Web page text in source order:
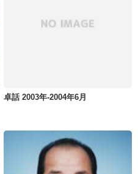
卓話 2003年-2004年6月